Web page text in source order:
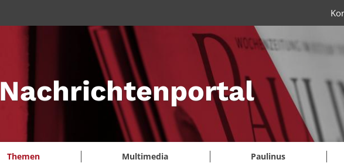
Nachrichtenportal
Themen Multimedia Paulinus